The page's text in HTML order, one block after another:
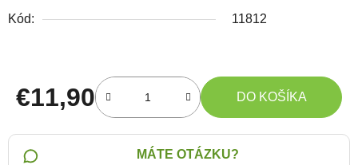
Kód: 11812
€11,90
Jednotková cena:
DO KOŠÍKA
MÁTE OTÁZKU?